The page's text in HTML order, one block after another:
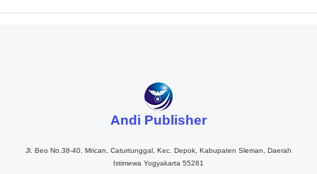
Andi Publisher
Jl. Beo No.38-40, Mrican, Caturtunggal, Kec. Depok, Kabupaten Sleman, Daerah
Istimewa Yogyakarta 55281